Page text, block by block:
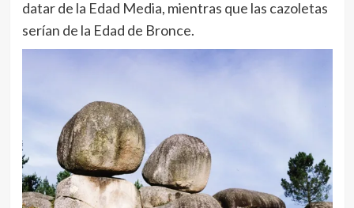
datar de la Edad Media, mientras que las cazoletas
serían de la Edad de Bronce.